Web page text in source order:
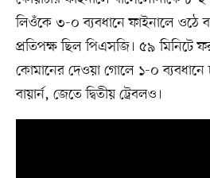
লিওঁকে ৩-০ ব্যবধানে ফাইনালে ওঠে
প্রতিপক্ষ ছিল পিএসজি। ৫৯ মিনিটে
কোমানের দেওয়া গোলে ১-০ ব্যবধানে
বায়ার্ন, জেতে দ্বিতীয় ট্রেবলও।